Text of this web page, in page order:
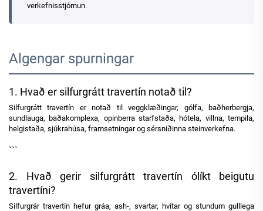
verkefnisstjórnun.
Algengar spurningar
1. Hvað er silfurgrátt travertín notað til?
Silfurgrátt travertín er notað til veggklæðingar, gólfa, baðherbergja,
sundlauga, baðakomplexa, opinberra starfstaða, hótela, villna, tempila,
helgistaða, sjúkrahúsa, framsetningar og sérsniðinna steinverkefna.
```
2. Hvað gerir silfurgrátt travertín ólíkt beigutu
travertíni?
Silfurgrár travertín hefur gráa, ash-, svartar, hvítar og stundum gulllega